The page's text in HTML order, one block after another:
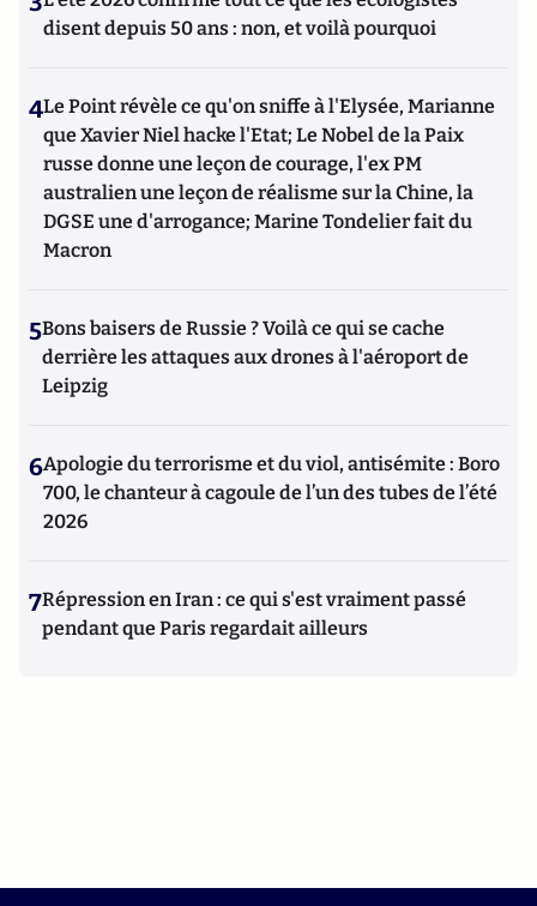
disent depuis 50 ans : non, et voilà pourquoi
4Le Point révèle ce qu'on sniffe à l'Elysée, Marianne
que Xavier Niel hacke l'Etat; Le Nobel de la Paix
russe donne une leçon de courage, l'ex PM
australien une leçon de réalisme sur la Chine, la
DGSE une d'arrogance; Marine Tondelier fait du
Macron
5Bons baisers de Russie ? Voilà ce qui se cache
derrière les attaques aux drones à l'aéroport de
Leipzig
6Apologie du terrorisme et du viol, antisémite : Boro
700, le chanteur à cagoule de l’un des tubes de l’été
2026
7Répression en Iran : ce qui s'est vraiment passé
pendant que Paris regardait ailleurs